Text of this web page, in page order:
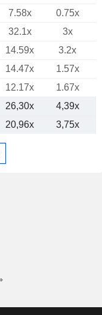
7.58x
0.75x
32.1x
3x
14.59x
3.2x
14.47x
1.57x
12.17x
1.67x
26,30x
4,39x
20,96x 3,75x